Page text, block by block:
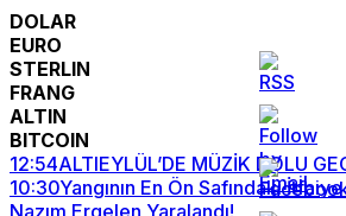
DOLAR
EURO
STERLIN
FRANG
ALTIN
BITCOIN
12:54ALTIEYLÜL’DE MÜZİK DOLU
10:30Yangının En Ön Safındaki
Nazım Ergelen Yaralandı!